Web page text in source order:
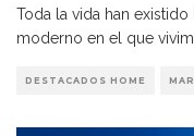
Toda la vida han
moderno en el que
DESTACADOS HOME